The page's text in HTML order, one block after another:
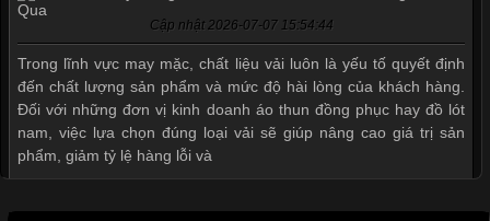
Cập nhật 2026-07-07 15:54:44
Trong lĩnh vực may mặc, chất liệu vải luôn là yếu tố quyết định
đến chất lượng sản phẩm và mức độ hài lòng của khách hàng.
Đối với những đơn vị kinh doanh áo thun đồng phục hay đồ lót
nam, việc lựa chọn đúng loại vải sẽ giúp nâng cao giá trị sản
phẩm, giảm tỷ lệ hàng lỗi và